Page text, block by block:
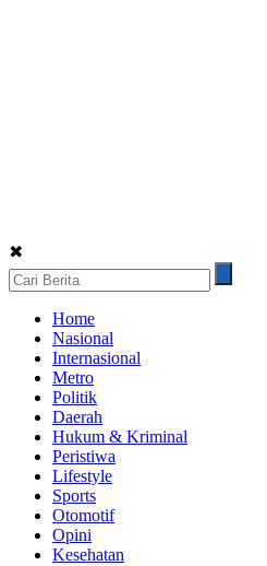
✖
Home
Nasional
Internasional
Metro
Politik
Daerah
Hukum & Kriminal
Peristiwa
Lifestyle
Sports
Otomotif
Opini
Kesehatan